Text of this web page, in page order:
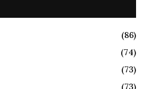
(86)
(74)
(73)
(73)